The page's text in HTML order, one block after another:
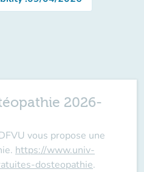
2026-
vous propose une
https://www.univ-
dosteopathie.